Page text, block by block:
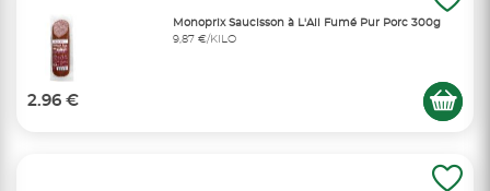
Monoprix Saucisson à L'Ail Fumé Pur Porc 300g
9,87 €/KILO
2.96 €